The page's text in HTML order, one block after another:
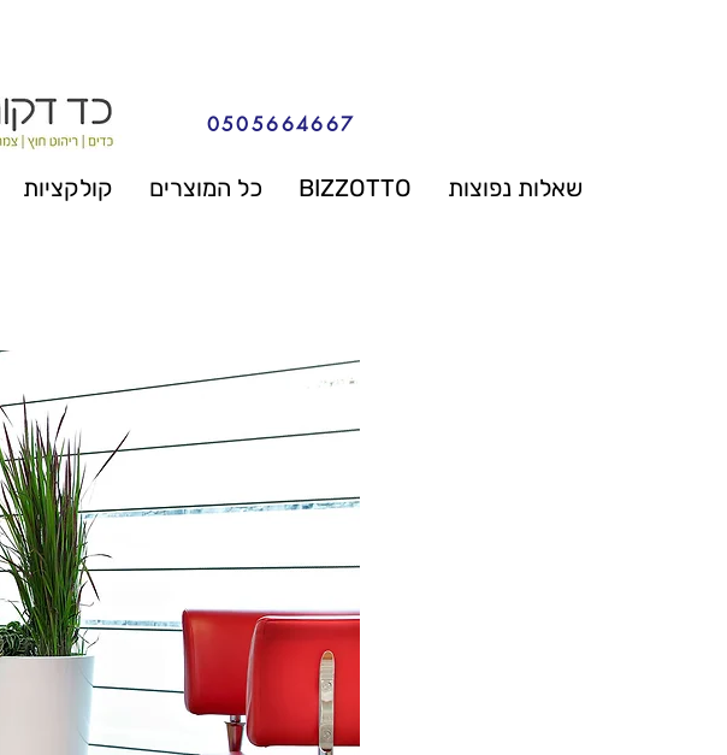
0505664667
שאלות נפוצות BIZZOTTO כל המוצרים קולקציות